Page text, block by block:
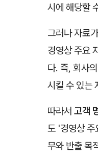
시에 해당할
그러나 자료
경영상 주요
다. 즉, 회사
시킬 수 있는
따라서 고객
도 '경영상 주
무와 반출 목